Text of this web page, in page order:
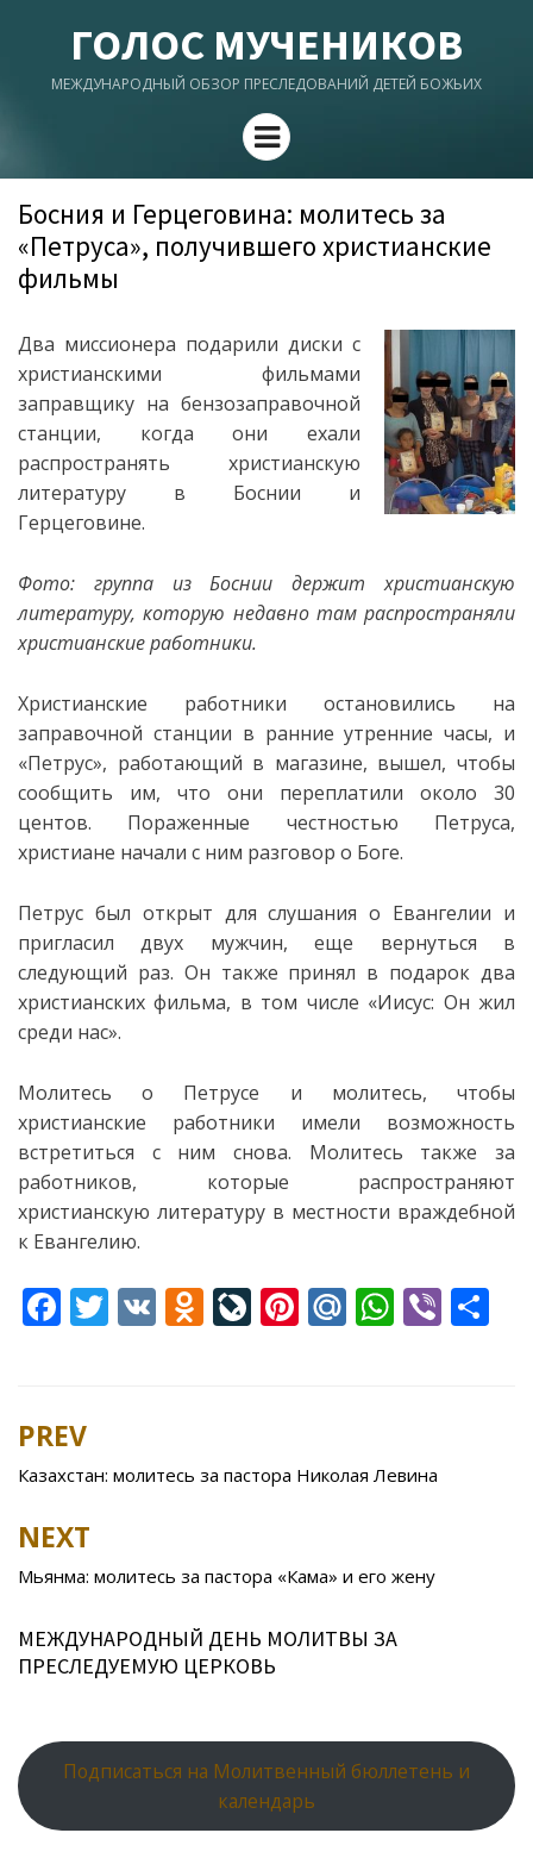
ГОЛОС МУЧЕНИКОВ
МЕЖДУНАРОДНЫЙ ОБЗОР ПРЕСЛЕДОВАНИЙ ДЕТЕЙ БОЖЬИХ
Menu
Босния и Герцеговина: молитесь за
«Петруса», получившего христианские
фильмы
Два миссионера подарили диски с
христианскими фильмами
заправщику на бензозаправочной
станции, когда они ехали
распространять христианскую
литературу в Боснии и
Герцеговине.
Фото: группа из Боснии держит христианскую
литературу, которую недавно там распространяли
христианские работники.
Христианские работники остановились на
заправочной станции в ранние утренние часы, и
«Петрус», работающий в магазине, вышел, чтобы
сообщить им, что они переплатили около 30
центов. Пораженные честностью Петруса,
христиане начали с ним разговор о Боге.
Петрус был открыт для слушания о Евангелии и
пригласил двух мужчин, еще вернуться в
следующий раз. Он также принял в подарок два
христианских фильма, в том числе «Иисус: Он жил
среди нас».
Молитесь о Петрусе и молитесь, чтобы
христианские работники имели возможность
встретиться с ним снова. Молитесь также за
работников, которые распространяют
христианскую литературу в местности враждебной
к Евангелию.
F
b
o
o
k
T V O
kl
as
ni
Li
u
r
al
Pi
st
M
u
W
A
p
Vi
Post
navigation
PREV
Казахстан: молитесь за пастора Николая Левина
NEXT
Мьянма: молитесь за пастора «Кама» и его жену
МЕЖДУНАРОДНЫЙ ДЕНЬ МОЛИТВЫ ЗА
ПРЕСЛЕДУЕМУЮ ЦЕРКОВЬ
Подписаться на Молитвенный бюллетень и
календарь